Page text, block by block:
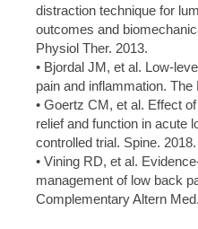
distraction technique for
outcomes and
Physiol Ther. 2013.
• Bjordal JM, et al. Low-
pain and inflammation. The
• Goertz CM, et al. Effect
relief and function in acute
controlled trial. Spine. 2018.
• Vining RD, et al.
management of low back
Complementary Altern